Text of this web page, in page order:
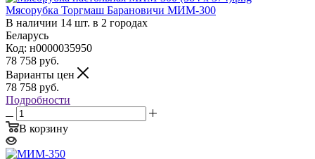
Мясорубка Торгмаш Барановичи МИМ-300
В наличии 14 шт. в 2 городах
Беларусь
Код: н0000035950
78 758 руб.
Варианты цен
78 758 руб.
Подробности
В корзину